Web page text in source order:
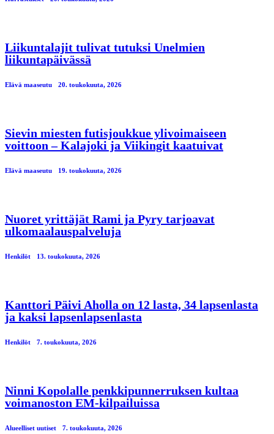
Liikuntalajit tulivat tutuksi Unelmien
liikuntapäivässä
Elävä maaseutu 20. toukokuuta, 2026
Sievin miesten futisjoukkue ylivoimaiseen
voittoon – Kalajoki ja Viikingit kaatuivat
Elävä maaseutu 19. toukokuuta, 2026
Nuoret yrittäjät Rami ja Pyry tarjoavat
ulkomaalauspalveluja
Henkilöt 13. toukokuuta, 2026
Kanttori Päivi Aholla on 12 lasta, 34 lapsenlasta
ja kaksi lapsenlapsenlasta
Henkilöt 7. toukokuuta, 2026
Ninni Kopolalle penkkipunnerruksen kultaa
voimanoston EM-kilpailuissa
Alueelliset uutiset 7. toukokuuta, 2026